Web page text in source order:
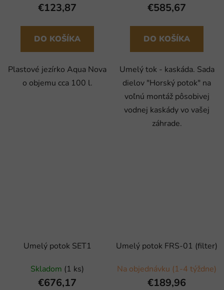
€123,87
DO KOŠÍKA
Plastové jezírko Aqua Nova
o objemu cca 100 l.
€585,67
DO KOŠÍKA
Umelý tok - kaskáda. Sada
dielov "Horský potok" na
voľnú montáž pôsobivej
vodnej kaskády vo vašej
záhrade.
Umelý potok SET1
Skladom (1 ks)
€676,17
Umelý potok FRS-01 (filter)
Na objednávku (1-4 týždne)
€189,96